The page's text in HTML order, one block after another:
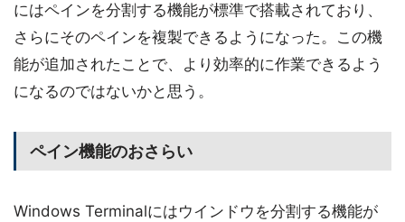
にはペインを分割する機能が標準で搭載されており、
さらにそのペインを複製できるようになった。この機
能が追加されたことで、より効率的に作業できるよう
になるのではないかと思う。
ペイン機能のおさらい
Windows Terminalにはウインドウを分割する機能が